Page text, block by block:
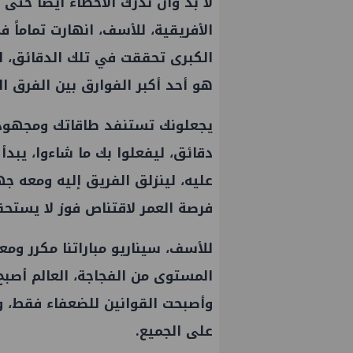
الأفريقية، للأسف، انهارت
الكبرى تحققت في تلك الدقائق،
هو أحد أكبر الفوارق بين الفرق
يجعلونك تستنفد طاقاتك
دقائق، ليفعلوا بك ما شاءوا،
عليه، لينزلق الفريق إليه ومعه
فرصة العمر لاقتناص فوز لا
للأسف، سيناريو مباراتنا مكرر
المستوى من الفجاجة، العالم
وأصبحت القوانين للضعفاء
على الجميع.